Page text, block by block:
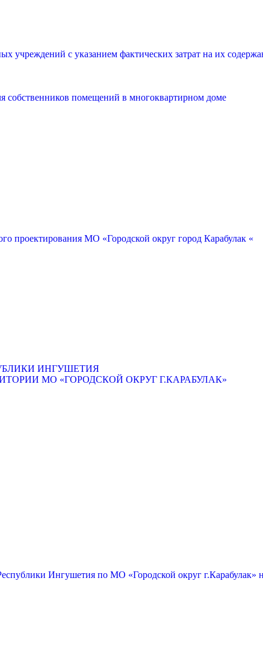
с указанием фактических затрат на их
собственников помещений в многоквартирном доме
проектирования МО «Городской округ город Карабулак «
ИНГУШЕТИЯ
МО «ГОРОДСКОЙ ОКРУГ Г.КАРАБУЛАК»
Ингушетия по МО «Городской округ г.Карабулак»